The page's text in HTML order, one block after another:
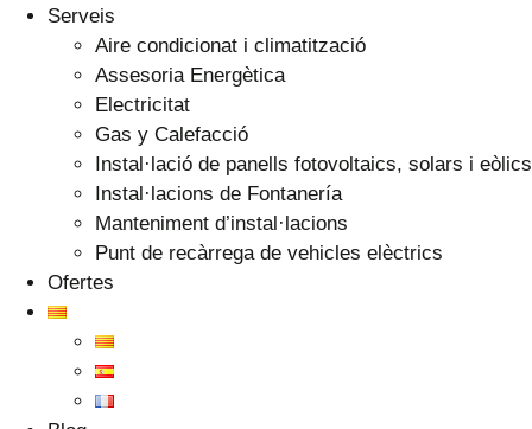
Serveis
Aire condicionat i climatització
Assesoria Energètica
Electricitat
Gas y Calefacció
Instal·lació de panells fotovoltaics, solars i eòlics
Instal·lacions de Fontanería
Manteniment d’instal·lacions
Punt de recàrrega de vehicles elèctrics
Ofertes